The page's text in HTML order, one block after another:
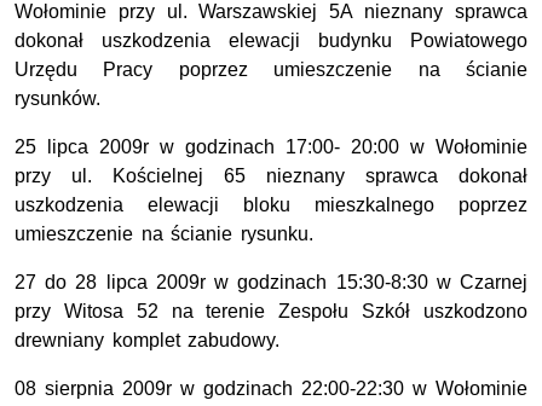
Wołominie przy ul. Warszawskiej 5A nieznany sprawca
dokonał uszkodzenia elewacji budynku Powiatowego
Urzędu Pracy poprzez umieszczenie na ścianie
rysunków.
25 lipca 2009r w godzinach 17:00- 20:00 w Wołominie
przy ul. Kościelnej 65 nieznany sprawca dokonał
uszkodzenia elewacji bloku mieszkalnego poprzez
umieszczenie na ścianie rysunku.
27 do 28 lipca 2009r w godzinach 15:30-8:30 w Czarnej
przy Witosa 52 na terenie Zespołu Szkół uszkodzono
drewniany komplet zabudowy.
08 sierpnia 2009r w godzinach 22:00-22:30 w Wołominie